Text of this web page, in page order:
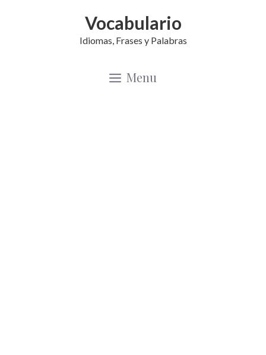
Vocabulario
Idiomas, Frases y Palabras
Menu